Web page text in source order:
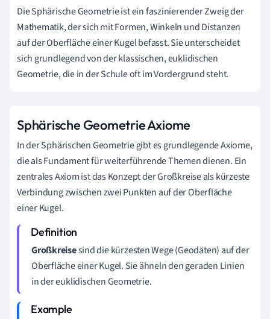
Die Sphärische Geometrie ist ein faszinierender Zweig der
Mathematik, der sich mit Formen, Winkeln und Distanzen
auf der Oberfläche einer Kugel befasst. Sie unterscheidet
sich grundlegend von der klassischen, euklidischen
Geometrie, die in der Schule oft im Vordergrund steht.
Sphärische Geometrie Axiome
In der Sphärischen Geometrie gibt es grundlegende Axiome,
die als Fundament für weiterführende Themen dienen. Ein
zentrales Axiom ist das Konzept der Großkreise als kürzeste
Verbindung zwischen zwei Punkten auf der Oberfläche
einer Kugel.
Großkreisesind die kürzesten Wege (Geodäten) auf der
Oberfläche einer Kugel. Sie ähneln den geraden Linien
in der euklidischen Geometrie.